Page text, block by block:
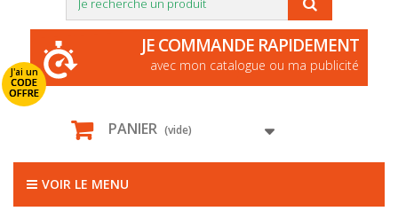
J'ai un
CODE
OFFRE
JE COMMANDE RAPIDEMENT
avec mon catalogue ou ma publicité
PANIER (vide)
VOIR LE MENU